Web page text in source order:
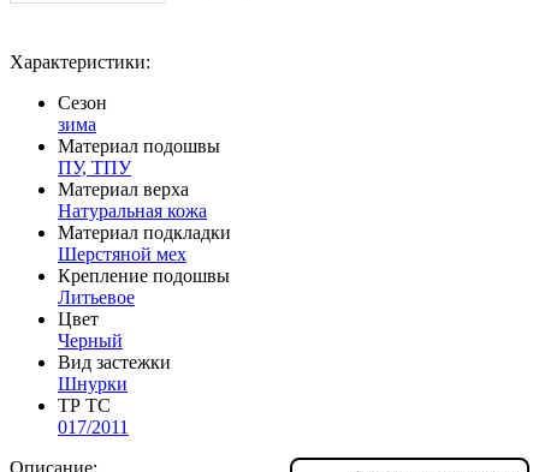
Характеристики:
Сезон
зима
Материал подошвы
ПУ, ТПУ
Материал верха
Натуральная кожа
Материал подкладки
Шерстяной мех
Крепление подошвы
Литьевое
Цвет
Черный
Вид застежки
Шнурки
ТР ТС
017/2011